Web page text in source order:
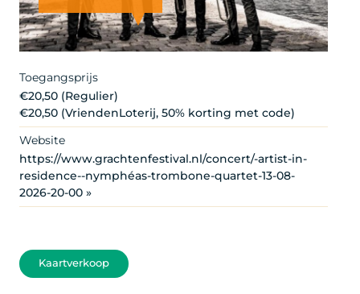
Artist
Toegangsprijs
€20,50 (Regulier)
€20,50 (VriendenLoterij, 50% korting met code)
Website
https://www.grachtenfestival.nl/concert/-artist-in-
residence--nymphéas-trombone-quartet-13-08-
2026-20-00 »
Kaartverkoop